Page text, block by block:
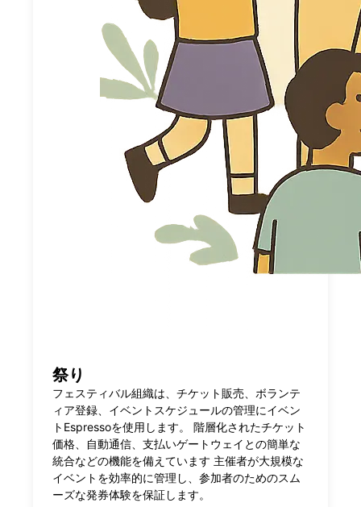
祭り
フェスティバル組織は、チケット販売、ボランテ
ィア登録、イベントスケジュールの管理にイベン
トEspressoを使用します。 階層化されたチケット
価格、自動通信、支払いゲートウェイとの簡単な
統合などの機能を備えています 主催者が大規模な
イベントを効率的に管理し、参加者のためのスム
ーズな発券体験を保証します。